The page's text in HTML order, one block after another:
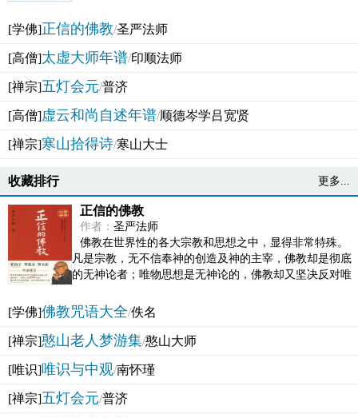
[学佛]正信的佛教/圣严法师
[高僧]太虚大师年谱/印顺法师
[禅宗]五灯会元/普济
[高僧]虚云和尚自述年谱/顺德岑学吕宽贤
[禅宗]寒山拾得诗/寒山大士
收藏排行 更多...
正信的佛教
作者： 圣严法师
佛教在世界性的各大宗教和思想之中，显得非常特殊。
凡是宗教，无不信奉神的创造及神的主宰，佛教却是彻底
的无神论者；唯物思想是无神论的，佛教却又坚决反对唯
[学佛]佛教咒语大全/佚名
[禅宗]憨山老人梦游集/憨山大师
[唯识]唯识与中观/南怀瑾
[禅宗]五灯会元/普济